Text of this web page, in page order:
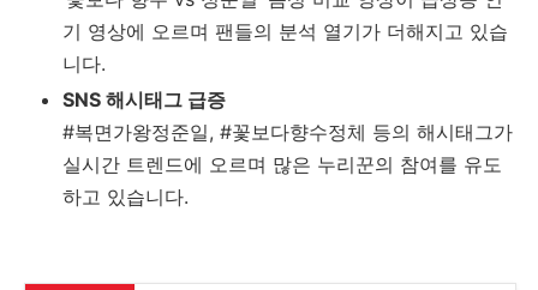
기 영상에 오르며 팬들의 분석 열기가 더해지고 있습
니다.
SNS 해시태그 급증
#복면가왕정준일, #꽃보다향수정체 등의 해시태그가
실시간 트렌드에 오르며 많은 누리꾼의 참여를 유도
하고 있습니다.